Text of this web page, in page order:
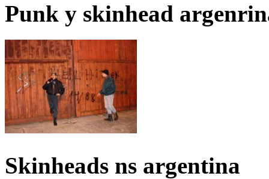
Punk y skinhead
Skinheads ns argentina